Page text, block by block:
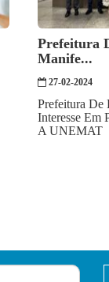
Prefeitura
Manife...
27-02-2024
Prefeitura De
Interesse Em
A UNEMAT